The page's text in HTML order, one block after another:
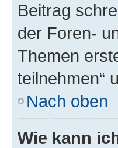
Beitrag
der Foren-
Themen
teilnehmen“
Nach oben
Wie kann